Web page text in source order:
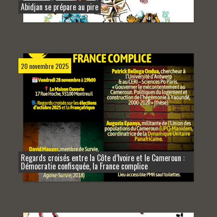
Abidjan se prépare au pire
20 novembre 2025
Regards croisés entre la Côte d’Ivoire et le Cameroun :
Démocratie confisquée, la France complice